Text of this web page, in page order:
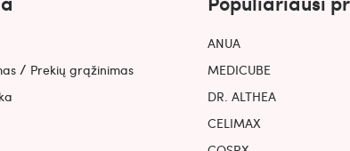
/ Prekių grąžinimas
ANUA
MEDICUBE
DR. ALTHEA
CELIMAX